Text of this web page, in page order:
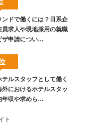
ンドで働くには？日系企
員求人や現地採用の就職
ザ申請につい…
テルスタッフとして働く
外におけるホテルスタッ
年収や求めら…
ト